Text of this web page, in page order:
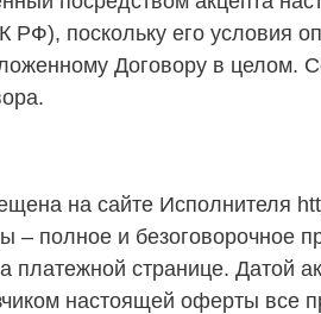
РФ), поскольку его условия
Договору в целом.
на сайте Исполнителя
– полное и безоговорочное
платежной странице. Датой
настоящей оферты все